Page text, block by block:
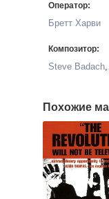
Оператор:
Бретт Харви
Композитор:
Steve Badach
Похожие